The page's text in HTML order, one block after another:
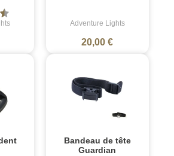
Adventure Lights
20,00 €
Bandeau de tête
Guardian